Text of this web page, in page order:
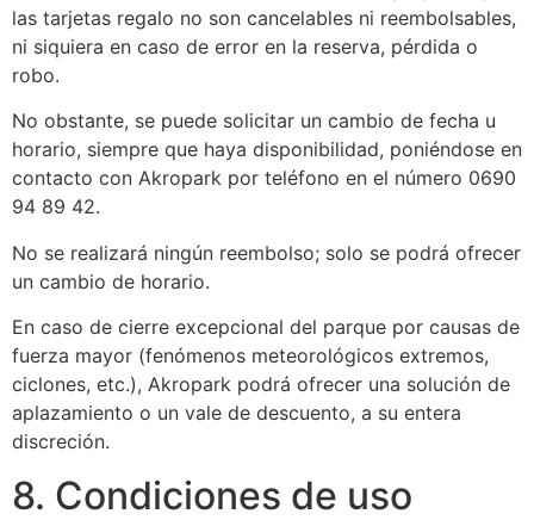
las tarjetas regalo no son cancelables ni reembolsables,
ni siquiera en caso de error en la reserva, pérdida o
robo.
No obstante, se puede solicitar un cambio de fecha u
horario, siempre que haya disponibilidad, poniéndose en
contacto con Akropark por teléfono en el número 0690
94 89 42.
No se realizará ningún reembolso; solo se podrá ofrecer
un cambio de horario.
En caso de cierre excepcional del parque por causas de
fuerza mayor (fenómenos meteorológicos extremos,
ciclones, etc.), Akropark podrá ofrecer una solución de
aplazamiento o un vale de descuento, a su entera
discreción.
8. Condiciones de uso